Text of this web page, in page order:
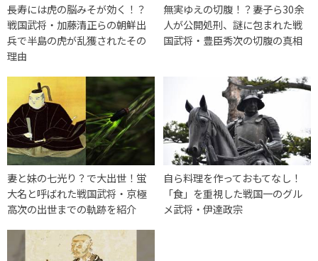
長寿には虎の脳みそが効く！？
戦国武将・加藤清正らの朝鮮出
兵で半島の虎が乱獲されたその
理由
無実ゆえの切腹！？妻子ら30余
人が公開処刑、謎に包まれた戦
国武将・豊臣秀次の切腹の真相
妻と妹の七光り？で大出世！蛍
大名と呼ばれた戦国武将・京極
高次の出世までの軌跡を紹介
自ら料理を作っておもてなし！
「食」を重視した戦国一のグル
メ武将・伊達政宗